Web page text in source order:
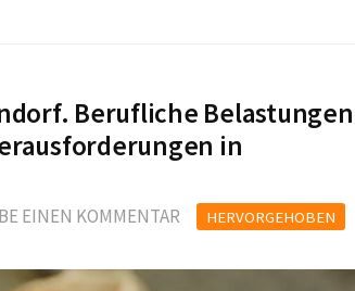
Berufliche Belastungen
in
EINEN KOMMENTAR HERVORGEHOBEN